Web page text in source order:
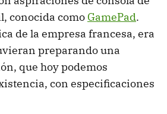
conocida como GamePad.
de la empresa francesa, era
preparando una
que hoy podemos
con especificaciones